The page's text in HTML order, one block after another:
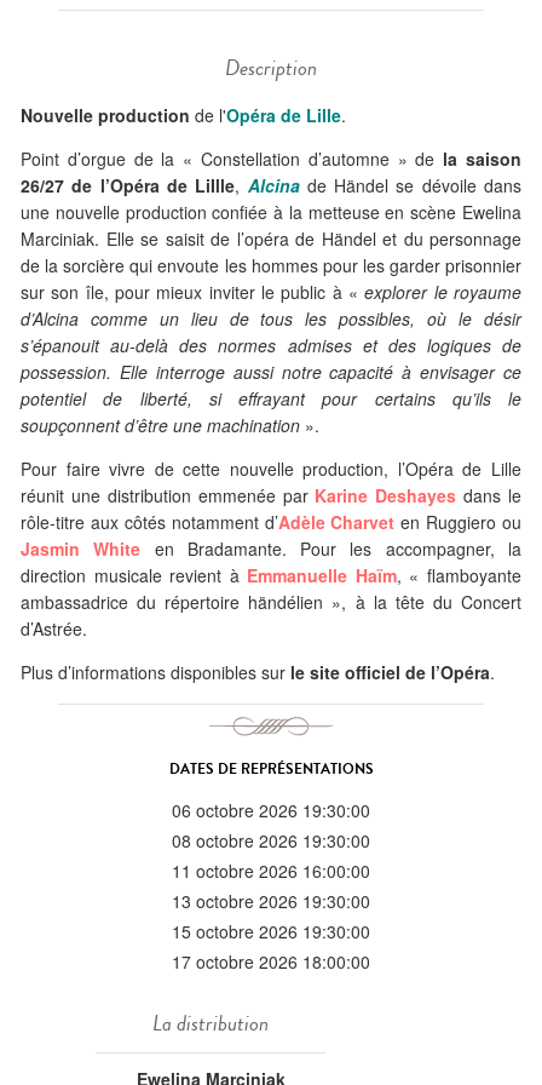
Description
Nouvelle production de l'Opéra de Lille.
Point d’orgue de la « Constellation d’automne » de la saison
26/27 de l’Opéra de LiIlle, Alcinade Händel se dévoile dans
une nouvelle production confiée à la metteuse en scène Ewelina
Marciniak. Elle se saisit de l’opéra de Händel et du personnage
de la sorcière qui envoute les hommes pour les garder prisonnier
sur son île, pour mieux inviter le public à «explorer le royaume
d’Alcina comme un lieu de tous les possibles, où le désir
s’épanouit au-delà des normes admises et des logiques de
possession. Elle interroge aussi notre capacité à envisager ce
potentiel de liberté, si effrayant pour certains qu’ils le
soupçonnent d’être une machination ».
Pour faire vivre de cette nouvelle production, l’Opéra de Lille
réunit une distribution emmenée par Karine Deshayes dans le
rôle-titre aux côtés notamment d’Adèle Charvet en Ruggiero ou
Jasmin White en Bradamante. Pour les accompagner, la
direction musicale revient à Emmanuelle Haïm, « flamboyante
ambassadrice du répertoire händélien », à la tête du Concert
d’Astrée.
Plus d’informations disponibles sur le site officiel de l’Opéra.
DATES DE REPRÉSENTATIONS
06 octobre 2026 19:30:00
08 octobre 2026 19:30:00
11 octobre 2026 16:00:00
13 octobre 2026 19:30:00
15 octobre 2026 19:30:00
17 octobre 2026 18:00:00
La distribution
Ewelina Marciniak